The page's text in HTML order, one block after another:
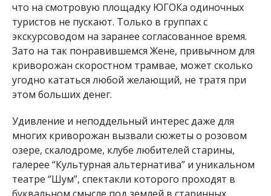
что на смотровую площадку ЮГОКа одиночных
туристов не пускают. Только в группах с
экскурсоводом на заранее согласованное время.
Зато на так понравившемся Жене, привычном для
криворожан скоростном трамвае, может сколько
угодно кататься любой желающий, не тратя при
этом больших денег.
Удивление и неподдельный интерес даже для
многих криворожан вызвали сюжеты о розовом
озере, скалодроме, клубе любителей старины,
галерее “Культурная альтернатива” и уникальном
театре “Шум”, спектакли которого проходят в